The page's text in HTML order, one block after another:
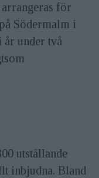
för
Södermalm i
år under två
utställande
inbjudna. Bland